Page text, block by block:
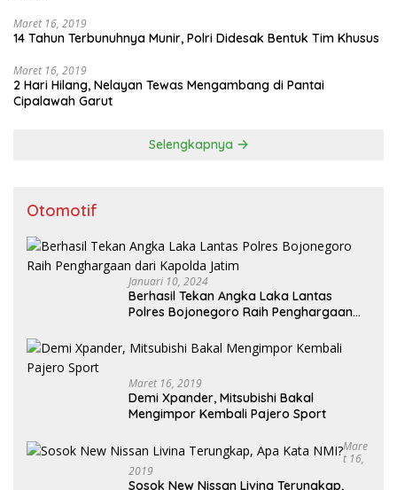
Maret 16, 2019
14 Tahun Terbunuhnya Munir, Polri Didesak Bentuk Tim Khusus
Maret 16, 2019
2 Hari Hilang, Nelayan Tewas Mengambang di Pantai
Cipalawah Garut
Selengkapnya
Otomotif
Januari 10, 2024
Berhasil Tekan Angka Laka Lantas
Polres Bojonegoro Raih Penghargaan
Maret 16, 2019
Demi Xpander, Mitsubishi Bakal
Mengimpor Kembali Pajero Sport
Mare
T 16,
2019
Sosok New Nissan Livina Terungkap,